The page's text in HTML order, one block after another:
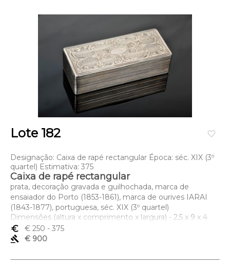
favorite_border
Lote 182
Designação: Caixa de rapé rectangular Época: séc. XIX (3º
quartel) Estimativa: 375
Caixa de rapé rectangular
prata, decoração gravada e guilhochada, marca de
ensaiador do Porto (1853-1861), marca de ourives IARAI
(1843-1877), portuguesa, séc. XIX (3º quartel)
Dimensões (altura x comprimento x largura) - 2,5 x 9 x 4
cm; Peso - 100 grs.
euro_symbol € 250 - 375
gavel
€ 900